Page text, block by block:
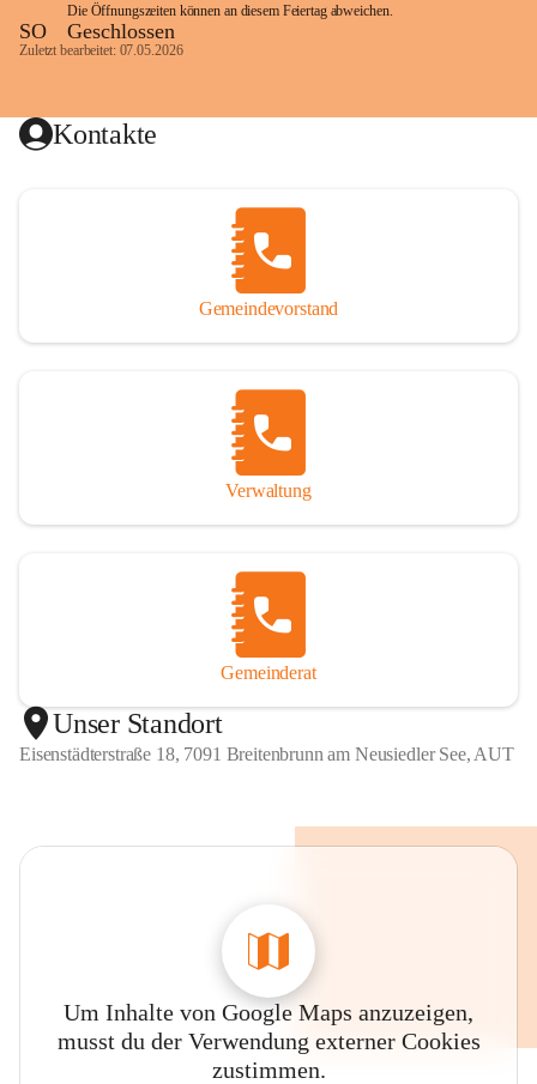
Die Öffnungszeiten können an diesem Feiertag abweichen.
SO Geschlossen
Zuletzt bearbeitet: 07.05.2026
Kontakte
Gemeindevorstand
Verwaltung
Gemeinderat
Unser Standort
Eisenstädterstraße 18, 7091 Breitenbrunn am Neusiedler See, AUT
Um Inhalte von Google Maps anzuzeigen,
musst du der Verwendung externer Cookies
zustimmen.